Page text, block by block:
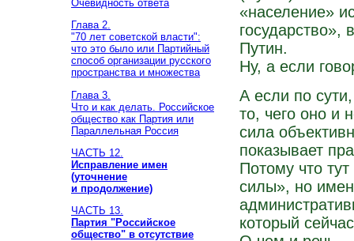
Очевидность ответа
Глава 2.
"70 лет советской власти":
что это было или Партийный
способ организации русского
пространства и множества
Глава 3.
Что и как делать. Российское
общество как Партия или
Параллельная Россия
ЧАСТЬ 12.
Исправление имен
(уточнение
и продолжение)
ЧАСТЬ 13.
Партия "Российское
общество" в отсутствие
«население»
государство»,
Путин.
Ну, а если
А если по
то, чего оно и
сила
показывает
Потому что
силы», но
который